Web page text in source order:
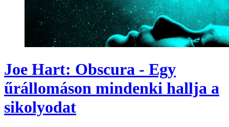
Joe Hart: Obscura - Egy
űrállomáson mindenki hallja a
sikolyodat